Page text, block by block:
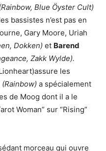
Blue Öyster Cult)
bassistes n’est pas en
Gary Moore, Uriah
Dokken) et Barend
Zakk Wylde).
les
(Rainbow) a spécialement
de Moog dont il a le
Woman” sur “Rising”
morceau qui ouvre